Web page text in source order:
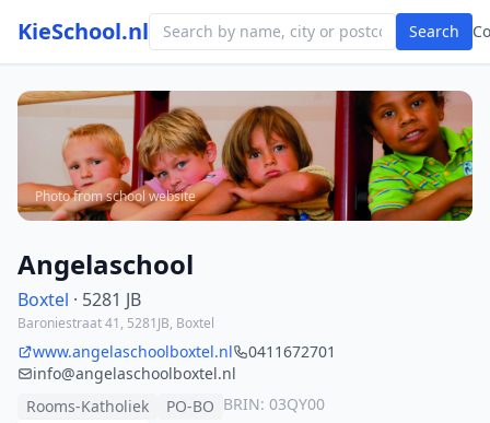
KieSchool.nl Search
Photo from school website
Angelaschool
Boxtel · 5281 JB
Baroniestraat 41, 5281JB, Boxtel
www.angelaschoolboxtel.nl
0411672701
info@angelaschoolboxtel.nl
Rooms-Katholiek
PO-BO BRIN: 03QY00